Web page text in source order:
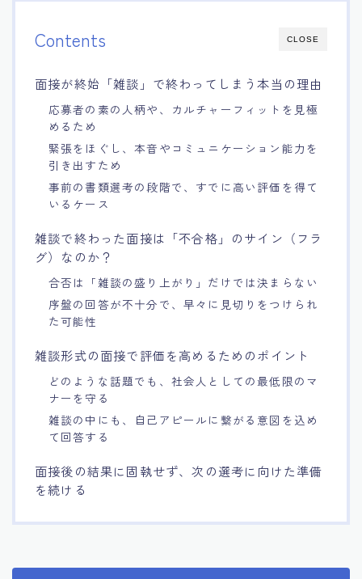
CLOSE
Contents
面接が終始「雑談」で終わってしまう本当の理由
応募者の素の人柄や、カルチャーフィットを見極
めるため
緊張をほぐし、本音やコミュニケーション能力を
引き出すため
事前の書類選考の段階で、すでに高い評価を得て
いるケース
雑談で終わった面接は「不合格」のサイン（フラ
グ）なのか？
合否は「雑談の盛り上がり」だけでは決まらない
序盤の回答が不十分で、早々に見切りをつけられ
た可能性
雑談形式の面接で評価を高めるためのポイント
どのような話題でも、社会人としての最低限のマ
ナーを守る
雑談の中にも、自己アピールに繋がる意図を込め
て回答する
面接後の結果に固執せず、次の選考に向けた準備
を続ける